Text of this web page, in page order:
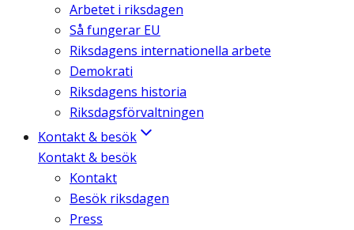
Arbetet i riksdagen
Så fungerar EU
Riksdagens internationella arbete
Demokrati
Riksdagens historia
Riksdagsförvaltningen
Kontakt & besök
Kontakt & besök
Kontakt
Besök riksdagen
Press